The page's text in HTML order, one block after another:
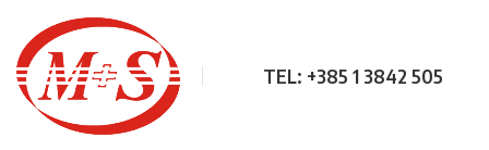
TEL: +385 1 3842 505